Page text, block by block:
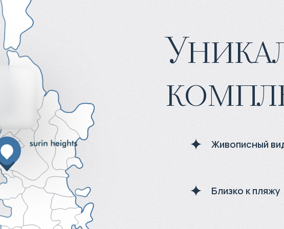
Живописный
Близко к пляжу